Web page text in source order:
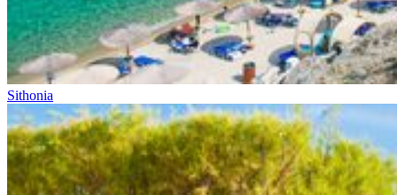
Sithonia